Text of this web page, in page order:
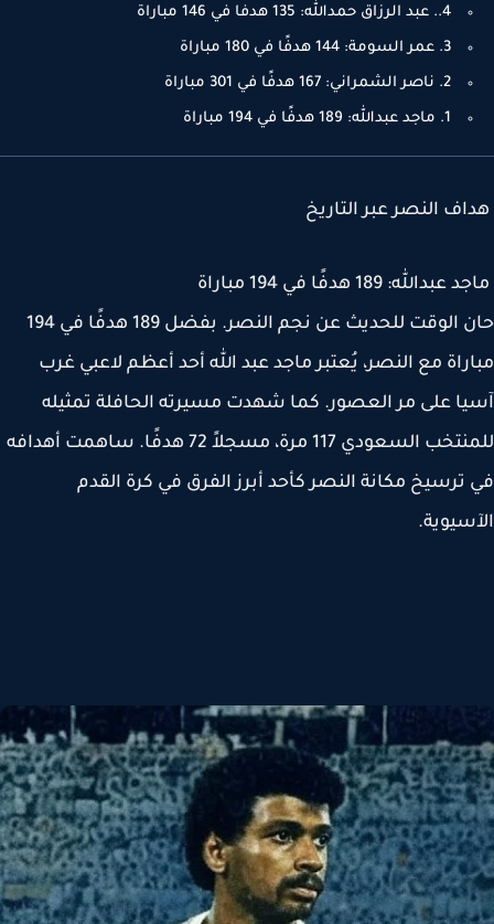
4.. عبد الرزاق حمدالله: 135 هدفا في 146 مباراة
3. عمر السومة: 144 هدفًا في 180 مباراة
2. ناصر الشمراني: 167 هدفًا في 301 مباراة
1. ماجد عبدالله: 189 هدفًا في 194 مباراة
النصر عبر التاريخ
189 هدفًا في 194 مباراة
حان الوقت للحديث عن نجم النصر. بفضل 189 هدفًا في 194
مع النصر، يُعتبر ماجد عبد الله أحد أعظم لاعبي غرب
على مر العصور. كما شهدت مسيرته الحافلة تمثيله
للمنتخب السعودي 117 مرة، مسجلاً 72 هدفًا. ساهمت أهدافه
ترسيخ مكانة النصر كأحد أبرز الفرق في كرة القدم